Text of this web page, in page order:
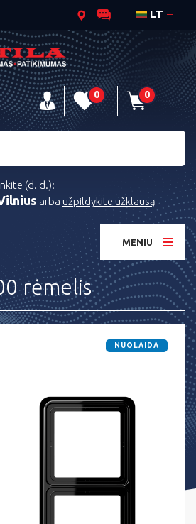
LT
0 0
(d. d.):
arba užpildykite užklausą
MENIU
rėmelis
NUOLAIDA